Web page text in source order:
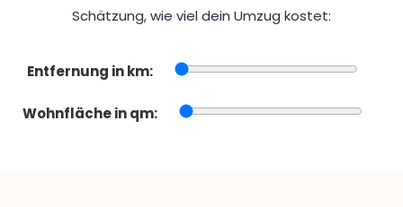
Schätzung, wie viel dein Umzug kostet:
Entfernung in km:
Wohnfläche in qm: